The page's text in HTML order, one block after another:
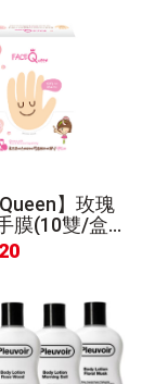
】玫瑰
膜(10雙/盒)